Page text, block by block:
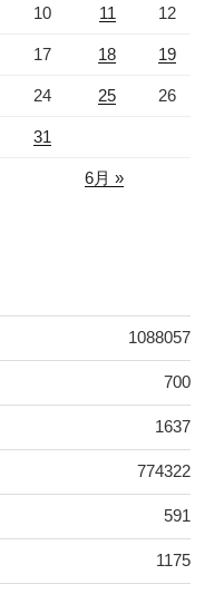
10 11 12
17 18 19
24 25 26
31
6月 »
1088057
700
1637
774322
591
1175